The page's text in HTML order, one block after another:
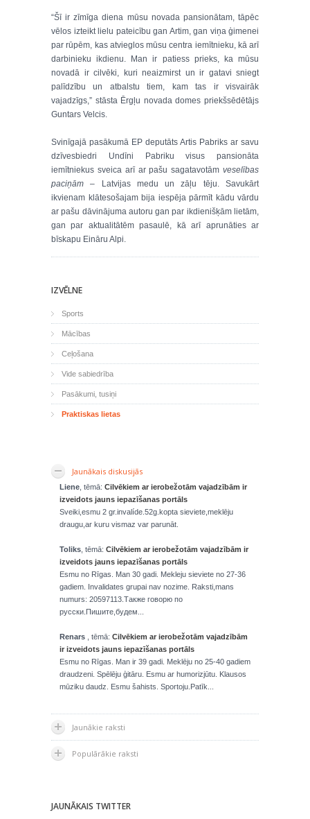
“Šī ir zīmīga diena mūsu novada pansionātam, tāpēc
vēlos izteikt lielu pateicību gan Artim, gan viņa ģimenei
par rūpēm, kas atvieglos mūsu centra iemītnieku, kā arī
darbinieku ikdienu. Man ir patiess prieks, ka mūsu
novadā ir cilvēki, kuri neaizmirst un ir gatavi sniegt
palīdzību un atbalstu tiem, kam tas ir visvairāk
vajadzīgs,” stāsta Ērgļu novada domes priekšsēdētājs
Guntars Velcis.
Svinīgajā pasākumā EP deputāts Artis Pabriks ar savu
dzīvesbiedri Undīni Pabriku visus pansionāta
iemītniekus sveica arī ar pašu sagatavotām veselības
paciņām – Latvijas medu un zāļu tēju. Savukārt
ikvienam klātesošajam bija iespēja pārmīt kādu vārdu
ar pašu dāvinājuma autoru gan par ikdienišķām lietām,
gan par aktualitātēm pasaulē, kā arī aprunāties ar
bīskapu Eināru Alpi.
IZVĒLNE
Sports
Mācības
Ceļošana
Vide sabiedrība
Pasākumi, tusiņi
Praktiskas lietas
Jaunākais diskusijās
Liene , tēmā: Cilvēkiem ar ierobežotām vajadzībām ir
izveidots jauns iepazīšanas portāls
Sveiki,esmu 2 gr.invalíde.52g.kopta sieviete,meklēju
draugu,ar kuru vismaz var parunāt.
Toliks , tēmā: Cilvēkiem ar ierobežotām vajadzībām ir
izveidots jauns iepazīšanas portāls
Esmu no Rīgas. Man 30 gadi. Mekleju sieviete no 27-36
gadiem. Invalidates grupai nav nozime. Raksti,mans
numurs: 20597113.Также говорю по
русски.Пишите,будем...
Renars , tēmā: Cilvēkiem ar ierobežotām vajadzībām
ir izveidots jauns iepazīšanas portāls
Esmu no Rīgas. Man ir 39 gadi. Meklēju no 25-40 gadiem
draudzeni. Spēlēju ģitāru. Esmu ar humorizjūtu. Klausos
mūziku daudz. Esmu šahists. Sportoju.Patīk...
Jaunākie raksti
Populārākie raksti
JAUNĀKAIS TWITTER